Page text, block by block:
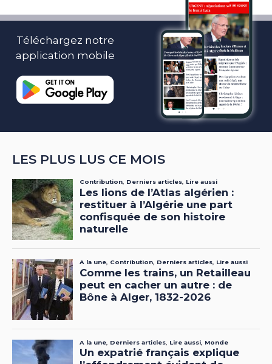
Téléchargez notre
application mobile
LES PLUS LUS CE MOIS